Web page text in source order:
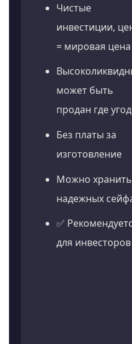
Чистые
инвестиции,
= мировая цена
может быть
продан где
Без платы за
изготовление
Можно
надежных
✅
для инвесторов